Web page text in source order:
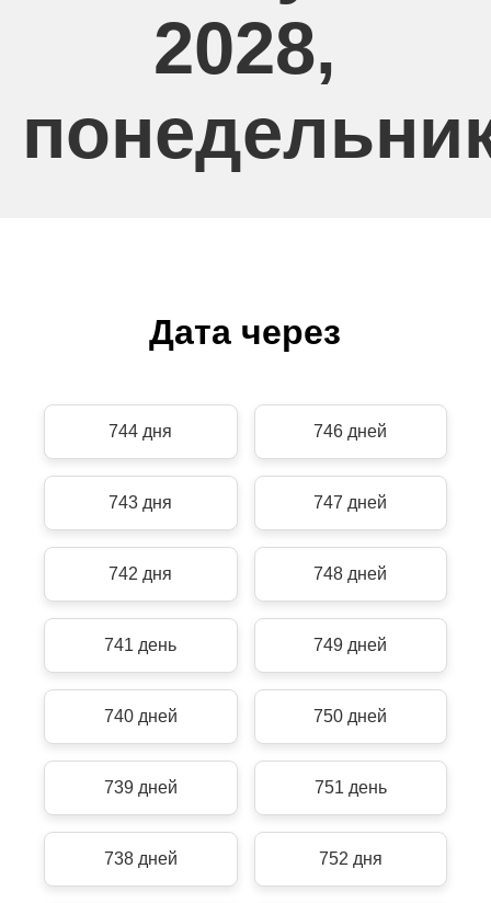
2028,
Дата через
744 дня 746 дней
743 дня 747 дней
742 дня 748 дней
741 день 749 дней
740 дней 750 дней
739 дней 751 день
738 дней 752 дня